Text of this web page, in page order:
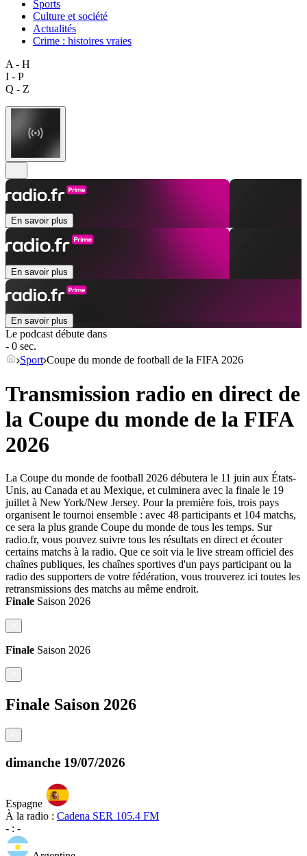
Sports
Culture et société
Actualités
Crime : histoires vraies
A - H
I - P
Q - Z
En savoir plus
En savoir plus
En savoir plus
Le podcast débute dans
- 0 sec.
Sport Coupe du monde de football de la FIFA 2026
Transmission radio en direct de
la Coupe du monde de la FIFA
2026
La Coupe du monde de football 2026 débutera le 11 juin aux États-
Unis, au Canada et au Mexique, et culminera avec la finale le 19
juillet à New York/New Jersey. Pour la première fois, trois pays
organisent le tournoi ensemble : avec 48 participants et 104 matchs,
ce sera la plus grande Coupe du monde de tous les temps. Sur
radio.fr, vous pouvez suivre tous les résultats en direct et écouter
certains matchs à la radio. Que ce soit via le live stream officiel des
chaînes publiques, les chaînes sportives d'un pays participant ou la
radio des supporters de votre fédération, vous trouverez ici toutes les
retransmissions des matchs au même endroit.
Finale Saison 2026
Finale Saison 2026
Finale Saison 2026
dimanche 19/07/2026
Espagne
À la radio : Cadena SER 105.4 FM
- : -